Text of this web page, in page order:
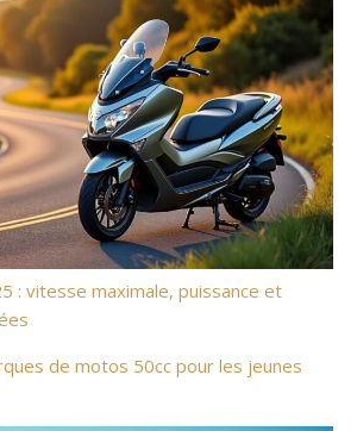
: vitesse maximale, puissance et
de motos 50cc pour les jeunes